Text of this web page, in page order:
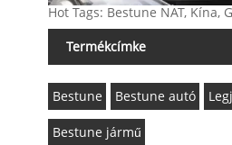
Hot Tags: Bestune NAT, Kína,
Termékcímke
Bestune Bestune autó
Bestune jármű